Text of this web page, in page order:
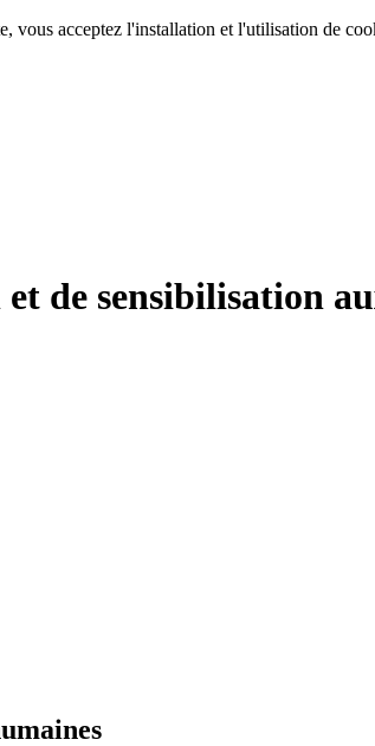
vous acceptez l'installation et l'utilisation de
de sensibilisation